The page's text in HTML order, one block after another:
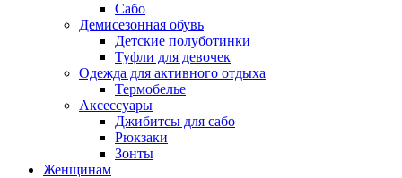
Сабо
Демисезонная обувь
Детские полуботинки
Туфли для девочек
Одежда для активного отдыха
Термобелье
Аксессуары
Джибитсы для сабо
Рюкзаки
Зонты
Женщинам